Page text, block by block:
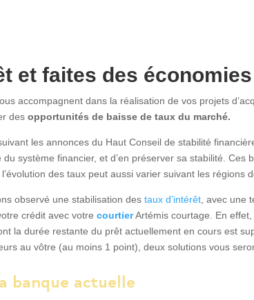
et faites des économies
accompagnent dans la réalisation de vos projets
desopportunités de baisse de taux du marché.
les annonces du Haut Conseil de stabilité
système financier, et d’en préserver sa stabilité. Ces
des taux peut aussi varier suivant les régions
observé une stabilisation des taux d’intérêt, avec une
crédit avec votre courtierArtémis courtage. En effet,
la durée restante du prêt actuellement en cours est
au vôtre (au moins 1 point), deux solutions vous
banque actuelle